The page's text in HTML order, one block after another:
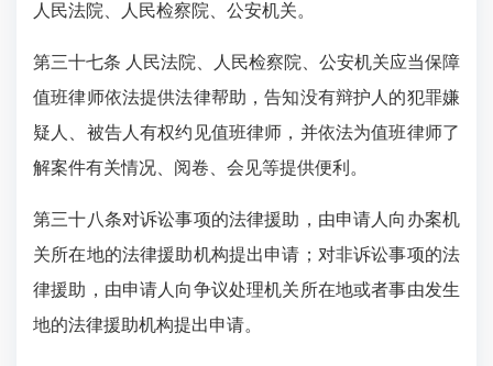
人民法院、人民检察院、公安机关。
第三十七条 人民法院、人民检察院、公安机关应当保障
值班律师依法提供法律帮助，告知没有辩护人的犯罪嫌
疑人、被告人有权约见值班律师，并依法为值班律师了
解案件有关情况、阅卷、会见等提供便利。
第三十八条对诉讼事项的法律援助，由申请人向办案机
关所在地的法律援助机构提出申请；对非诉讼事项的法
律援助，由申请人向争议处理机关所在地或者事由发生
地的法律援助机构提出申请。